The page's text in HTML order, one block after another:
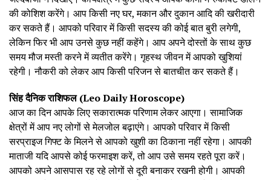
की कोशिश करेंगे। आप किसी नए घर, मकान और दुकान आदि की खरीदारी
कर सकते हैं। आपको परिवार में किसी सदस्य की कोई बात बुरी लगेगी,
लेकिन फिर भी आप उनसे कुछ नहीं कहेंगे। आप अपने दोस्तों के साथ कुछ
समय मौज मस्ती करने में व्यतीत करेंगे। गृहस्थ जीवन में आपको खुशियां
रहेगी। नौकरी को लेकर आप किसी परिजन से बातचीत कर सकते हैं।
सिंह दैनिक राशिफल (Leo Daily Horoscope)
आज का दिन आपके लिए सकारात्मक परिणाम लेकर आएगा। सामाजिक
क्षेत्रों में आप नए लोगों से मेलजोल बढ़ाएंगे। आपको परिवार में किसी
सरप्राइज गिफ्ट के मिलने से आपको खुशी का ठिकाना नहीं रहेगा। आपकी
माताजी यदि आपसे कोई फरमाइश करें, तो आप उसे समय रहते पूरा करें।
आपको अपने आसपास रह रहे लोगों से दूरी बनाकर रखनी होगी। आपकी